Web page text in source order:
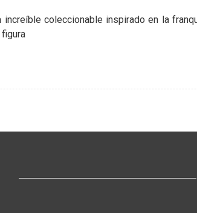
increíble coleccionable inspirado en la